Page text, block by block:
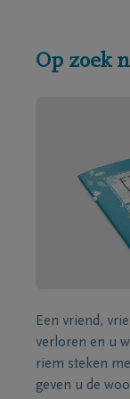
Op zoek
Een vriend,
verloren en u
riem steken
geven u de